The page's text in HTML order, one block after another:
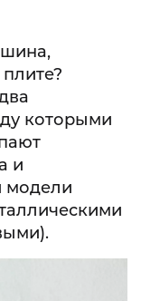
которыми
и
модели